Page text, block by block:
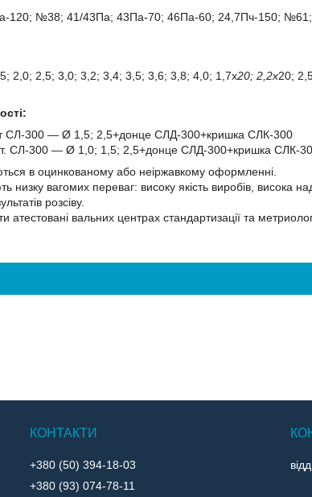
120; №38; 41/43Па; 43Па-70; 46Па-60; 24,7Пч-150;
2,0; 2,5; 3,0; 3,2; 3,4; 3,5; 3,6; 3,8; 4,0; 1,7х20; 2,2х20;
СЛ-300 — Ø 1,5; 2,5+донце СЛД-300+кришка СЛК-300
СЛ-300 — Ø 1,0; 1,5; 2,5+донце СЛД-300+кришка СЛК-
в оцинкованому або неіржавкому оформленні.
вагомих переваг: високу якість виробів, висока
розсіву.
вальних центрах стандартизації та
+380 (50) 394-18-03
+380 (93) 074-78-11